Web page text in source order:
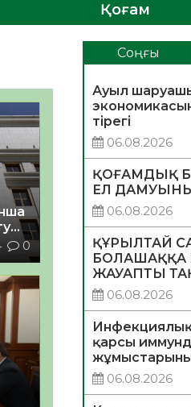
Қоғам
0
Соңғы
Ауыл
тірегі
06.08.2026
ҚОҒАМДЫҚ
ЕЛ
06.08.2026
ҚҰРЫЛТАЙ
БОЛАШАҚҚА
ЖАУАПТЫ
06.08.2026
Инфекциялық
қарсы
жұмыстарының
06.08.2026